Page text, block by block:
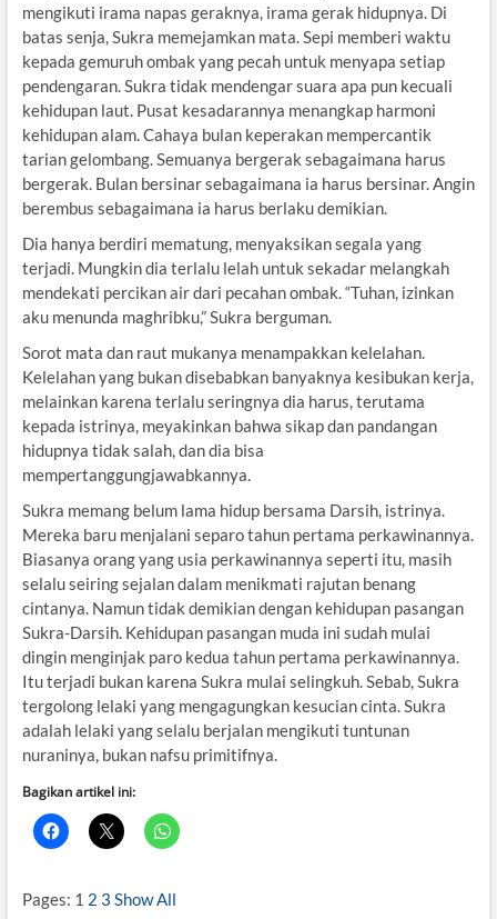
mengikuti irama napas geraknya, irama gerak hidupnya. Di
batas senja, Sukra memejamkan mata. Sepi memberi waktu
kepada gemuruh ombak yang pecah untuk menyapa setiap
pendengaran. Sukra tidak mendengar suara apa pun kecuali
kehidupan laut. Pusat kesadarannya menangkap harmoni
kehidupan alam. Cahaya bulan keperakan mempercantik
tarian gelombang. Semuanya bergerak sebagaimana harus
bergerak. Bulan bersinar sebagaimana ia harus bersinar. Angin
berembus sebagaimana ia harus berlaku demikian.
Dia hanya berdiri mematung, menyaksikan segala yang
terjadi. Mungkin dia terlalu lelah untuk sekadar melangkah
mendekati percikan air dari pecahan ombak. “Tuhan, izinkan
aku menunda maghribku,” Sukra berguman.
Sorot mata dan raut mukanya menampakkan kelelahan.
Kelelahan yang bukan disebabkan banyaknya kesibukan kerja,
melainkan karena terlalu seringnya dia harus, terutama
kepada istrinya, meyakinkan bahwa sikap dan pandangan
hidupnya tidak salah, dan dia bisa
mempertanggungjawabkannya.
Sukra memang belum lama hidup bersama Darsih, istrinya.
Mereka baru menjalani separo tahun pertama perkawinannya.
Biasanya orang yang usia perkawinannya seperti itu, masih
selalu seiring sejalan dalam menikmati rajutan benang
cintanya. Namun tidak demikian dengan kehidupan pasangan
Sukra-Darsih. Kehidupan pasangan muda ini sudah mulai
dingin menginjak paro kedua tahun pertama perkawinannya.
Itu terjadi bukan karena Sukra mulai selingkuh. Sebab, Sukra
tergolong lelaki yang mengagungkan kesucian cinta. Sukra
adalah lelaki yang selalu berjalan mengikuti tuntunan
nuraninya, bukan nafsu primitifnya.
Bagikan artikel ini:
Pages: 1 2 3 Show All